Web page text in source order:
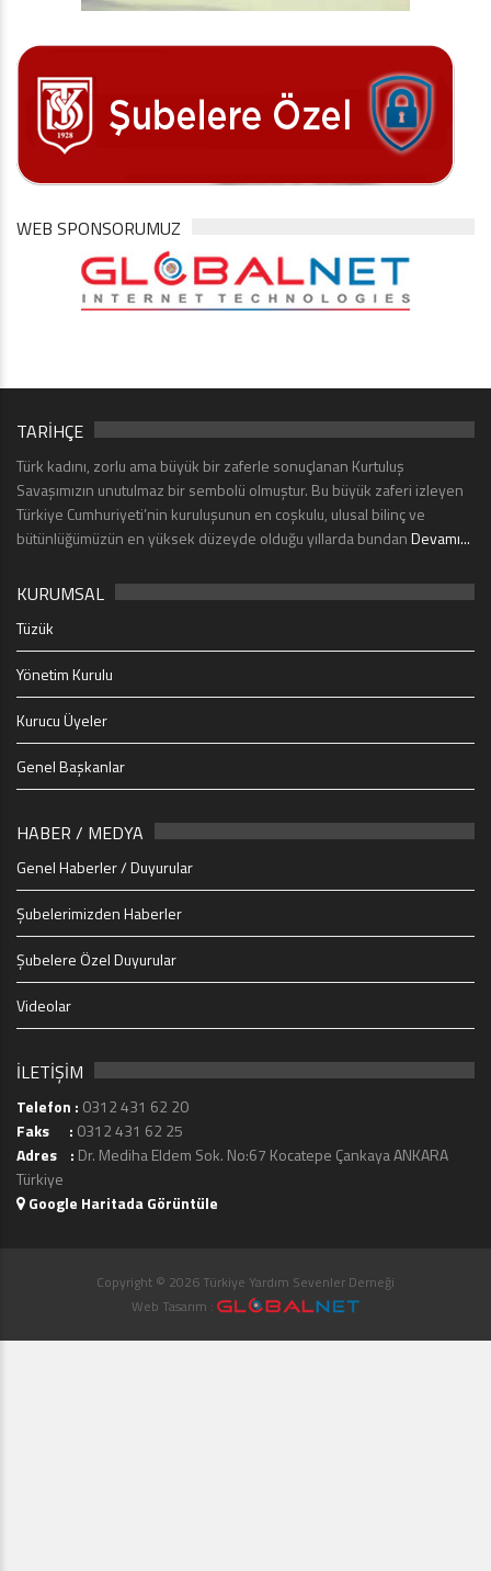
WEB SPONSORUMUZ
TARİHÇE
Türk kadını, zorlu ama büyük bir zaferle sonuçlanan Kurtuluş
Savaşımızın unutulmaz bir sembolü olmuştur. Bu büyük zaferi izleyen
Türkiye Cumhuriyeti’nin kuruluşunun en coşkulu, ulusal bilinç ve
bütünlüğümüzün en yüksek düzeyde olduğu yıllarda bundanDevamı...
KURUMSAL
Tüzük
Yönetim Kurulu
Kurucu Üyeler
Genel Başkanlar
HABER / MEDYA
Genel Haberler / Duyurular
Şubelerimizden Haberler
Şubelere Özel Duyurular
Videolar
İLETİŞİM
Telefon : 0312 431 62 20
Faks : 0312 431 62 25
Adres : Dr. Mediha Eldem Sok. No:67 Kocatepe Çankaya ANKARA
Türkiye
Google Haritada Görüntüle
Copyright © 2026 Türkiye Yardım Sevenler Derneği
Web Tasarım :